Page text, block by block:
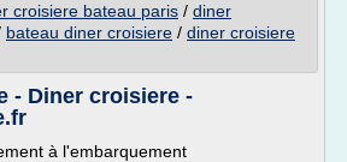
croisiere bateau paris / diner
bateau diner croisiere / diner croisiere
- Diner croisiere -
à l'embarquement